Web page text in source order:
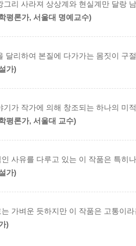
15일 심사위원을 위촉한 후 심사 작
열렸다. 심사위원으로는 비평가 김
정을 통과하여 최종심에 오른 작품은
책하는 이들의 다섯 가지 즐거움」 /
번째 왈츠」 / 조용호 「신천옹」/ 박
점이 높이 평가되었으며, 박민규 씨
「그리고, 축제」는 상처 드러내기
능성에 대한 작가의 도전과 실험정
「산책하는 이들의 다섯 가지 즐거움
이들의 다섯 가지 즐거움」은 인간의
그리 사라져 상상계와 현실계만 달랑
평론가, 서울대 명예교수)
달리하여 본질에 다가가는 몸짓이 구
가)
기가 작가에 의해 창조되는 하나의 미
평론가, 서울대 교수)
사유를 다루고 있는 이 작품은 특히
가)
가벼운 듯하지만 이 작품은 고통이
)